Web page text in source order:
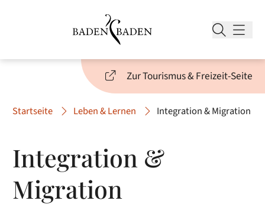
Zur Tourismus & Freizeit-Seite
Startseite Leben & Lernen Integration & Migration
Integration &
Migration